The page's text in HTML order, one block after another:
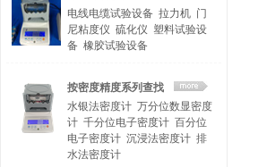
电线电缆试验设备 拉力机 门
尼粘度仪 硫化仪 塑料试验设
备 橡胶试验设备
按密度精度系列查找
水银法密度计 万分位数显密度
计 千分位电子密度计 百分位
电子密度计 沉浸法密度计 排
水法密度计